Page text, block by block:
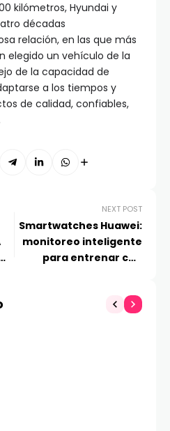
kilómetros, Hyundai y
décadas
relación, en las que más
elegido un vehículo de la
de la capacidad de
a los tiempos y
de calidad, confiables,
NEXT POST
Smartwatches Huawei:
monitoreo inteligente
para entrenar con